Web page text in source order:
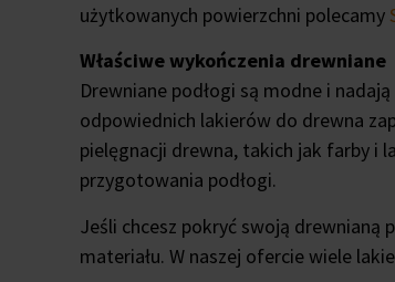
użytkowanych powierzchni polecamy
Właściwe wykończenia drewniane
Drewniane podłogi są modne i
odpowiednich lakierów do drewna
pielęgnacji drewna, takich jak farby i
przygotowania podłogi.
Jeśli chcesz pokryć swoją drewnianą
materiału. W naszej ofercie wiele